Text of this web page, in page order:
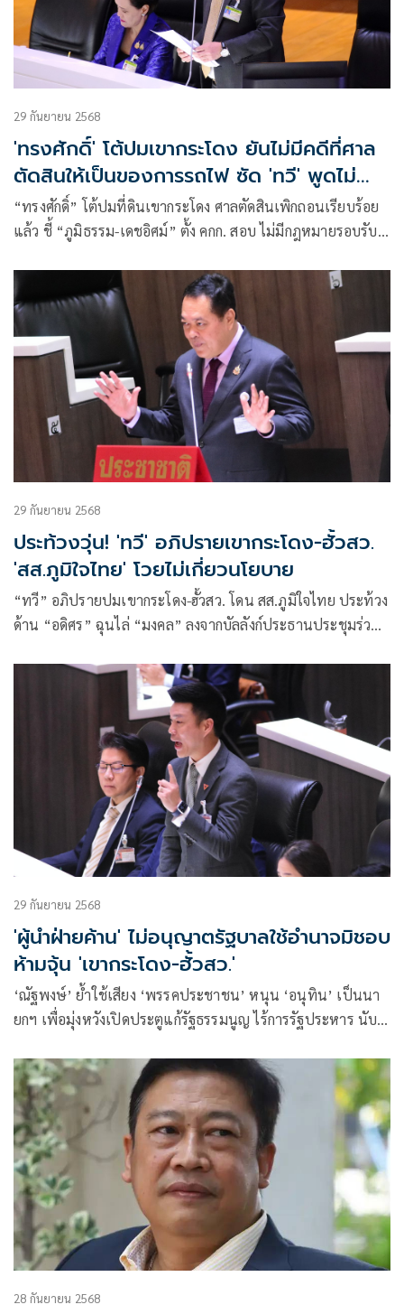
29 กันยายน 2568
'ทรงศักดิ์' โต้ปมเขากระโดง ยันไม่มีคดีที่ศาล
ตัดสินให้เป็นของการรถไฟ ซัด 'ทวี' พูดไม่
ครบ
“ทรงศักดิ์” โต้ปมที่ดินเขากระโดง ศาลตัดสินเพิกถอนเรียบร้อย
แล้ว ชี้ “ภูมิธรรม-เดชอิศม์” ตั้ง คกก. สอบ ไม่มีกฎหมายรอบรับ
พิพากษาให้ละเอียด
29 กันยายน 2568
ประท้วงวุ่น! 'ทวี' อภิปรายเขากระโดง-ฮั้วสว.
'สส.ภูมิใจไทย' โวยไม่เกี่ยวนโยบาย
“ทวี” อภิปรายปมเขากระโดง-ฮั้วสว. โดน สส.ภูมิใจไทย ประท้วง
ด้าน “อดิศร” ฉุนไล่ “มงคล” ลงจากบัลลังก์ประธานประชุมร่วม
29 กันยายน 2568
'ผู้นำฝ่ายค้าน' ไม่อนุญาตรัฐบาลใช้อำนาจมิชอบ
ห้ามจุ้น 'เขากระโดง-ฮั้วสว.'
‘ณัฐพงษ์’ ย้ำใช้เสียง ‘พรรคประชาชน’ หนุน ‘อนุทิน’ เป็นนา
ยกฯ เพื่อมุ่งหวังเปิดประตูแก้รัฐธรรมนูญ ไร้การรัฐประหาร นับ
แทรกแซงกระบวนการยุติธรรม
28 กันยายน 2568